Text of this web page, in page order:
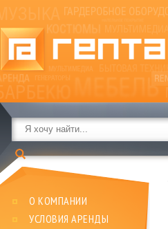
О КОМПАНИИ
УСЛОВИЯ АРЕНДЫ